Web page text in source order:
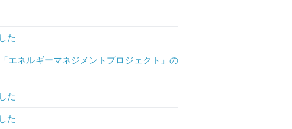
た
エネルギーマネジメントプロジェクト」の
た
た